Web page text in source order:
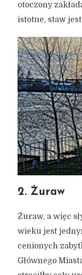
otoczony
istotne, staw
2. Żuraw
Żuraw, a więc
wieku jest
cenionych
Głównego